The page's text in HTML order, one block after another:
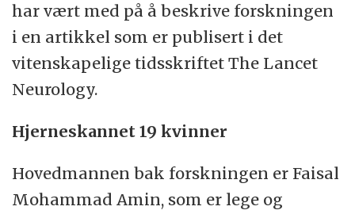
har vært med på å beskrive forskningen
i en artikkel som er publisert i det
vitenskapelige tidsskriftet The Lancet
Neurology.
Hjerneskannet 19 kvinner
Hovedmannen bak forskningen er Faisal
Mohammad Amin, som er lege og